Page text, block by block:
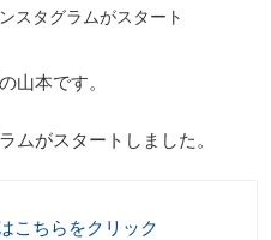
スタグラムがスタート
山本です。
ムがスタートしました。
こちらをクリック